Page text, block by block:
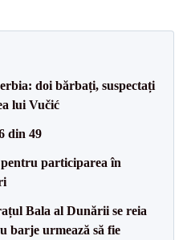
doi bărbați, suspectați
lui Vučić
din 49
participarea în
Bala al Dunării se reia
barje urmează să fie